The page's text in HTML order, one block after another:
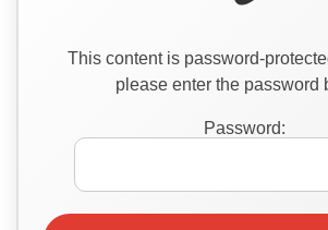
This content is password-
please enter the password
Password: